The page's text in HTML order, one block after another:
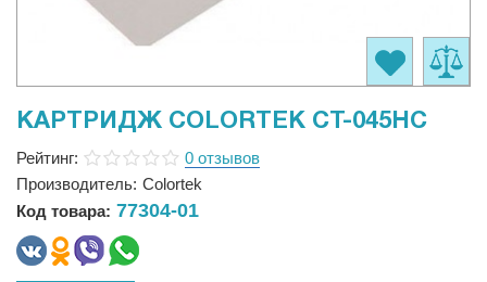
КАРТРИДЖ COLORTEK CT-045HC
Рейтинг:
0 отзывов
Производитель: Colortek
Код товара: 77304-01